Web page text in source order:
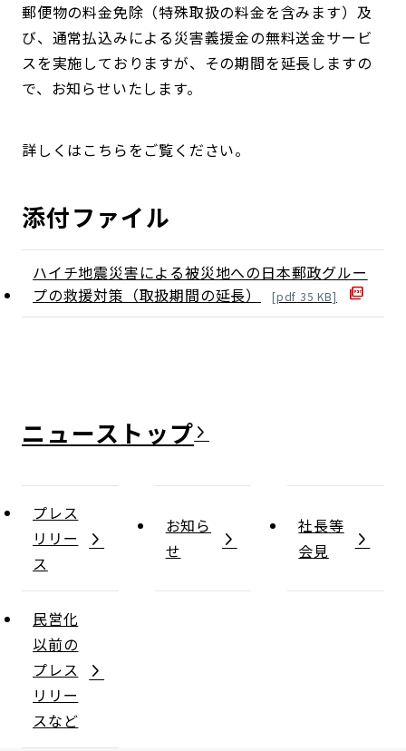
郵便物の料金免除（特殊取扱の料金を含みます）及
び、通常払込みによる災害義援金の無料送金サービ
スを実施しておりますが、その期間を延長しますの
で、お知らせいたします。
詳しくはこちらをご覧ください。
添付ファイル
ハイチ地震災害による被災地への日本郵政グルー
プの救援対策（取扱期間の延長）
[pdf 35 KB]
ニュース
プレス
リリー
ス
お知ら
せ
社長等
会見
民営化
以前の
プレス
リリー
スなど